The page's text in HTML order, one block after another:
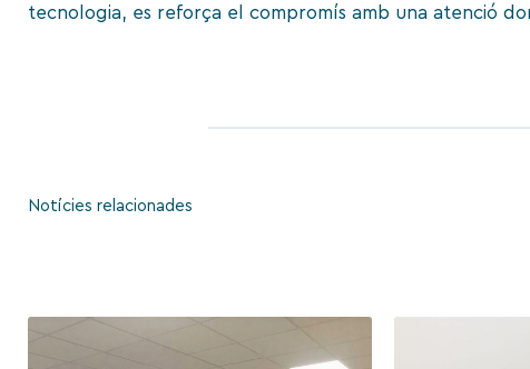
tecnologia, es reforça el compromís amb una atenció
Notícies relacionades